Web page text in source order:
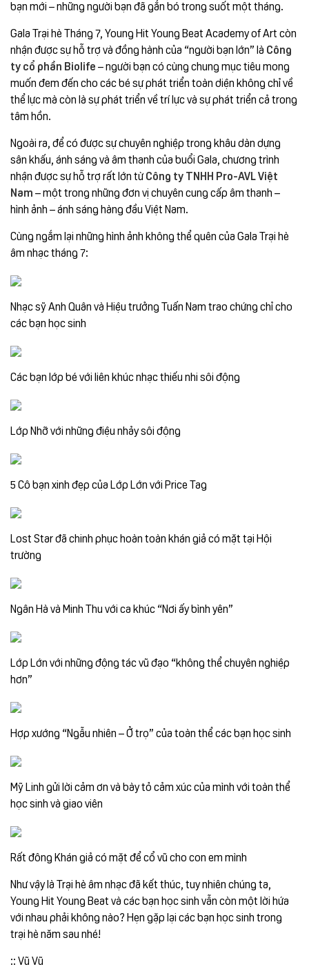
bạn mới – những người bạn đã gắn bó trong suốt một tháng.
Gala Trại hè Tháng 7, Young Hit Young Beat Academy of Art còn
nhận được sự hỗ trợ và đồng hành của “người bạn lớn” là Công
ty cổ phần Biolife– người bạn có cùng chung mục tiêu mong
muốn đem đến cho các bé sự phát triển toàn diện không chỉ về
thể lực mà còn là sự phát triển về trí lực và sự phát triển cả trong
tâm hồn.
Ngoài ra, để có được sự chuyên nghiệp trong khâu dàn dựng
sân khấu, ánh sáng và âm thanh của buổi Gala, chương trình
nhận được sự hỗ trợ rất lớn từCông ty TNHH Pro-AVL Việt
Nam– một trong những đơn vị chuyên cung cấp âm thanh –
hình ảnh – ánh sáng hàng đầu Việt Nam.
Cùng ngắm lại những hình ảnh không thể quên của Gala Trại hè
âm nhạc tháng 7:
Nhạc sỹ Anh Quân và Hiệu trưởng Tuấn Nam trao chứng chỉ cho
các bạn học sinh
Các bạn lớp bé với liên khúc nhạc thiếu nhi sôi động
Lớp Nhỡ với những điệu nhảy sôi động
5 Cô bạn xinh đẹp của Lớp Lớn với Price Tag
Lost Star đã chinh phục hoàn toàn khán giả có mặt tại Hội
trường
Ngân Hà và Minh Thu với ca khúc “Nơi ấy bình yên”
Lớp Lớn với những động tác vũ đạo “không thể chuyên nghiệp
hơn”
Hợp xướng “Ngẫu nhiên – Ở trọ” của toàn thể các bạn học sinh
Mỹ Linh gửi lời cảm ơn và bày tỏ cảm xúc của mình với toàn thể
học sinh và giao viên
Rất đông Khán giả có mặt để cổ vũ cho con em mình
Như vậy là Trại hè âm nhạc đã kết thúc, tuy nhiên chúng ta,
Young Hit Young Beat và các bạn học sinh vẫn còn một lời hứa
với nhau phải không nào? Hẹn gặp lại các bạn học sinh trong
trại hè năm sau nhé!
:: Vũ Vũ